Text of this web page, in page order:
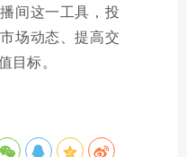
间这一工具，投
场动态、提高交
目标。